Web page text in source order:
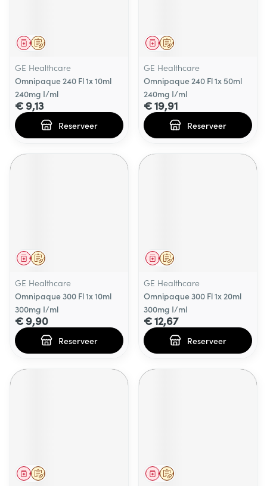
Op voorschrift
Geneesmiddel
GE Healthcare
Omnipaque 240 Fl 1x 10ml
240mg I/ml
€ 9,13
Reserveer
Op voorschrift
Geneesmiddel
GE Healthcare
Omnipaque 240 Fl 1x 50ml
240mg I/ml
€ 19,91
Reserveer
Op voorschrift
Geneesmiddel
GE Healthcare
Omnipaque 300 Fl 1x 10ml
300mg I/ml
€ 9,90
Reserveer
Op voorschrift
Geneesmiddel
GE Healthcare
Omnipaque 300 Fl 1x 20ml
300mg I/ml
€ 12,67
Reserveer
Op voorschrift
Geneesmiddel Op voorschrift
Geneesmiddel